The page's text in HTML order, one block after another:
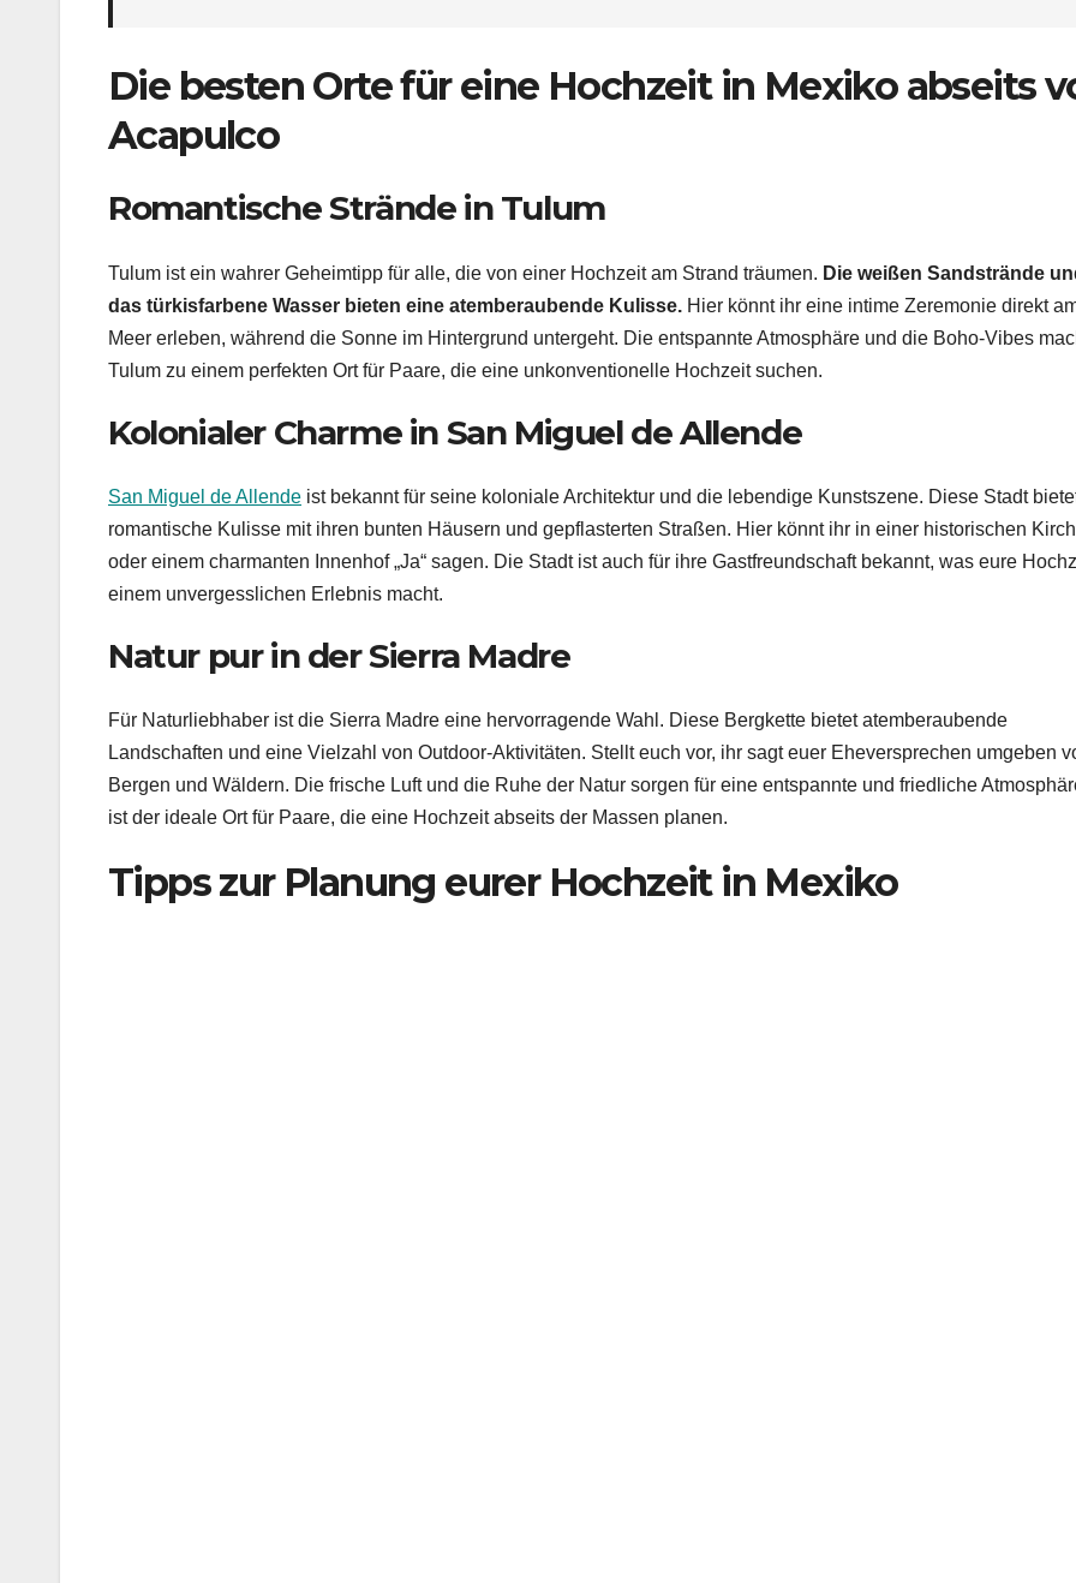
Die besten Orte für eine Hochzeit in Mexiko abseits
Acapulco
Romantische Strände in Tulum
Tulum ist ein wahrer Geheimtipp für alle, die von einer Hochzeit am Strand träumen. Die weißen Sandstrände
das türkisfarbene Wasser bieten eine atemberaubende Kulisse. Hier könnt ihr eine intime Zeremonie direkt
Meer erleben, während die Sonne im Hintergrund untergeht. Die entspannte Atmosphäre und die Boho-Vibes
Tulum zu einem perfekten Ort für Paare, die eine unkonventionelle Hochzeit suchen.
Kolonialer Charme in San Miguel de Allende
San Miguel de Allende ist bekannt für seine koloniale Architektur und die lebendige Kunstszene. Diese Stadt
romantische Kulisse mit ihren bunten Häusern und gepflasterten Straßen. Hier könnt ihr in einer historischen
oder einem charmanten Innenhof „Ja“ sagen. Die Stadt ist auch für ihre Gastfreundschaft bekannt, was eure
einem unvergesslichen Erlebnis macht.
Natur pur in der Sierra Madre
Für Naturliebhaber ist die Sierra Madre eine hervorragende Wahl. Diese Bergkette bietet atemberaubende
Landschaften und eine Vielzahl von Outdoor-Aktivitäten. Stellt euch vor, ihr sagt euer Eheversprechen umgeben
Bergen und Wäldern. Die frische Luft und die Ruhe der Natur sorgen für eine entspannte und friedliche
ist der ideale Ort für Paare, die eine Hochzeit abseits der Massen planen.
Tipps zur Planung eurer Hochzeit in Mexiko